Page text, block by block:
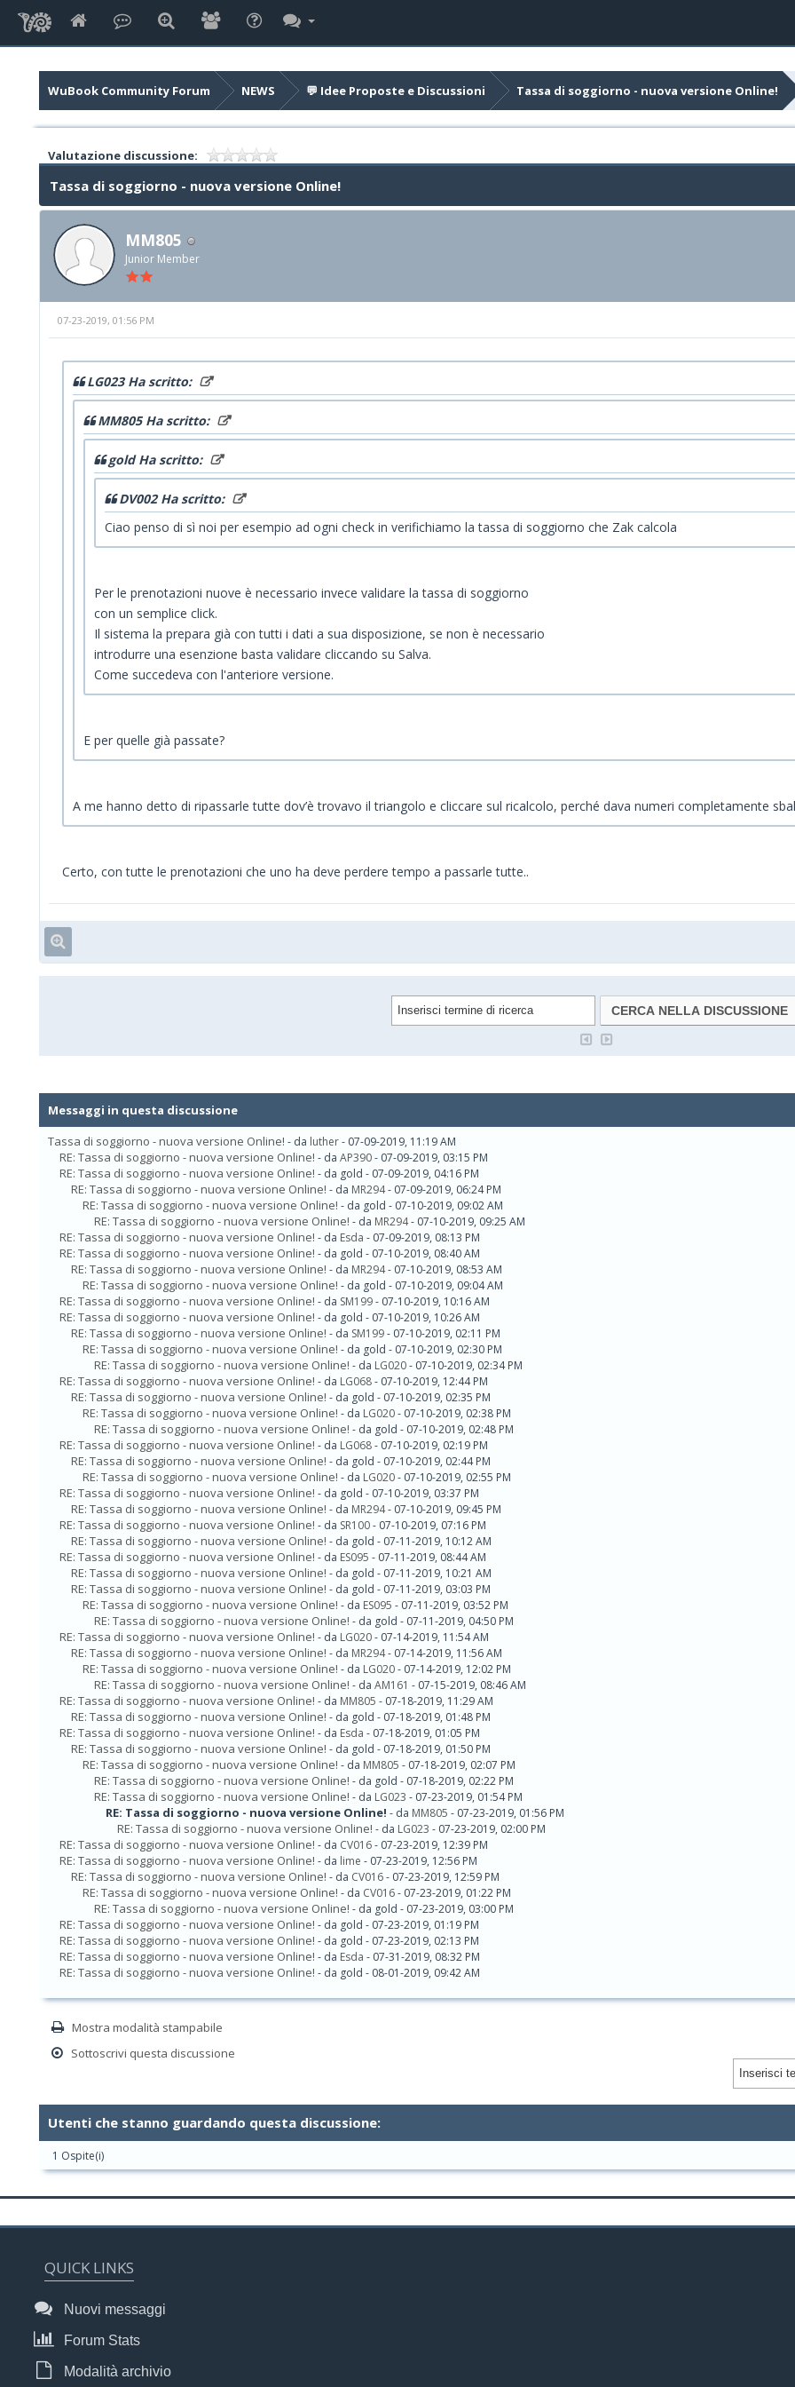
WuBook Community Forum NEWS 💬 Idee Proposte e Discussioni Tassa di soggiorno - nuova versione Online!
Valutazione discussione:
Tassa di soggiorno - nuova versione Online!
MM805
Junior Member
07-23-2019, 01:56 PM
LG023 Ha scritto:
MM805 Ha scritto:
gold Ha scritto:
DV002 Ha scritto:
Ciao penso di sì noi per esempio ad ogni check in verifichiamo la tassa di soggiorno che Zak calcola
Per le prenotazioni nuove è necessario invece validare la tassa di soggiorno
con un semplice click.
Il sistema la prepara già con tutti i dati a sua disposizione, se non è necessario
introdurre una esenzione basta validare cliccando su Salva.
Come succedeva con l'anteriore versione.
E per quelle già passate?
A me hanno detto di ripassarle tutte dov’è trovavo il triangolo e cliccare sul ricalcolo, perché dava numeri completamente
Certo, con tutte le prenotazioni che uno ha deve perdere tempo a passarle tutte..
Messaggi in questa discussione
Tassa di soggiorno - nuova versione Online! - da luther- 07-09-2019, 11:19 AM
RE: Tassa di soggiorno - nuova versione Online! - da AP390- 07-09-2019, 03:15 PM
RE: Tassa di soggiorno - nuova versione Online! - da gold - 07-09-2019, 04:16 PM
RE: Tassa di soggiorno - nuova versione Online! - da MR294- 07-09-2019, 06:24 PM
RE: Tassa di soggiorno - nuova versione Online! - da gold - 07-10-2019, 09:02 AM
RE: Tassa di soggiorno - nuova versione Online! - da MR294- 07-10-2019, 09:25 AM
RE: Tassa di soggiorno - nuova versione Online! - da Esda - 07-09-2019, 08:13 PM
RE: Tassa di soggiorno - nuova versione Online! - da gold - 07-10-2019, 08:40 AM
RE: Tassa di soggiorno - nuova versione Online! - da MR294- 07-10-2019, 08:53 AM
RE: Tassa di soggiorno - nuova versione Online! - da gold - 07-10-2019, 09:04 AM
RE: Tassa di soggiorno - nuova versione Online! - da SM199- 07-10-2019, 10:16 AM
RE: Tassa di soggiorno - nuova versione Online! - da gold - 07-10-2019, 10:26 AM
RE: Tassa di soggiorno - nuova versione Online! - da SM199- 07-10-2019, 02:11 PM
RE: Tassa di soggiorno - nuova versione Online! - da gold - 07-10-2019, 02:30 PM
RE: Tassa di soggiorno - nuova versione Online! - da LG020- 07-10-2019, 02:34 PM
RE: Tassa di soggiorno - nuova versione Online! - da LG068- 07-10-2019, 12:44 PM
RE: Tassa di soggiorno - nuova versione Online! - da gold - 07-10-2019, 02:35 PM
RE: Tassa di soggiorno - nuova versione Online! - da LG020- 07-10-2019, 02:38 PM
RE: Tassa di soggiorno - nuova versione Online! - da gold - 07-10-2019, 02:48 PM
RE: Tassa di soggiorno - nuova versione Online! - da LG068- 07-10-2019, 02:19 PM
RE: Tassa di soggiorno - nuova versione Online! - da gold - 07-10-2019, 02:44 PM
RE: Tassa di soggiorno - nuova versione Online! - da LG020- 07-10-2019, 02:55 PM
RE: Tassa di soggiorno - nuova versione Online! - da gold - 07-10-2019, 03:37 PM
RE: Tassa di soggiorno - nuova versione Online! - da MR294- 07-10-2019, 09:45 PM
RE: Tassa di soggiorno - nuova versione Online! - da SR100- 07-10-2019, 07:16 PM
RE: Tassa di soggiorno - nuova versione Online! - da gold - 07-11-2019, 10:12 AM
RE: Tassa di soggiorno - nuova versione Online! - da ES095 - 07-11-2019, 08:44 AM
RE: Tassa di soggiorno - nuova versione Online! - da gold - 07-11-2019, 10:21 AM
RE: Tassa di soggiorno - nuova versione Online! - da gold - 07-11-2019, 03:03 PM
RE: Tassa di soggiorno - nuova versione Online! - da ES095 - 07-11-2019, 03:52 PM
RE: Tassa di soggiorno - nuova versione Online! - da gold - 07-11-2019, 04:50 PM
RE: Tassa di soggiorno - nuova versione Online! - da LG020- 07-14-2019, 11:54 AM
RE: Tassa di soggiorno - nuova versione Online! - da MR294- 07-14-2019, 11:56 AM
RE: Tassa di soggiorno - nuova versione Online! - da LG020- 07-14-2019, 12:02 PM
RE: Tassa di soggiorno - nuova versione Online! - da AM161 - 07-15-2019, 08:46 AM
RE: Tassa di soggiorno - nuova versione Online! - da MM805 - 07-18-2019, 11:29 AM
RE: Tassa di soggiorno - nuova versione Online! - da gold - 07-18-2019, 01:48 PM
RE: Tassa di soggiorno - nuova versione Online! - da Esda - 07-18-2019, 01:05 PM
RE: Tassa di soggiorno - nuova versione Online! - da gold - 07-18-2019, 01:50 PM
RE: Tassa di soggiorno - nuova versione Online! - da MM805 - 07-18-2019, 02:07 PM
RE: Tassa di soggiorno - nuova versione Online! - da gold - 07-18-2019, 02:22 PM
RE: Tassa di soggiorno - nuova versione Online! - da LG023 - 07-23-2019, 01:54 PM
RE: Tassa di soggiorno - nuova versione Online! - da MM805 - 07-23-2019, 01:56 PM
RE: Tassa di soggiorno - nuova versione Online! - da LG023 - 07-23-2019, 02:00 PM
RE: Tassa di soggiorno - nuova versione Online! - da CV016- 07-23-2019, 12:39 PM
RE: Tassa di soggiorno - nuova versione Online! - da lime - 07-23-2019, 12:56 PM
RE: Tassa di soggiorno - nuova versione Online! - da CV016- 07-23-2019, 12:59 PM
RE: Tassa di soggiorno - nuova versione Online! - da CV016- 07-23-2019, 01:22 PM
RE: Tassa di soggiorno - nuova versione Online! - da gold - 07-23-2019, 03:00 PM
RE: Tassa di soggiorno - nuova versione Online! - da gold - 07-23-2019, 01:19 PM
RE: Tassa di soggiorno - nuova versione Online! - da gold - 07-23-2019, 02:13 PM
RE: Tassa di soggiorno - nuova versione Online! - da Esda - 07-31-2019, 08:32 PM
RE: Tassa di soggiorno - nuova versione Online! - da gold - 08-01-2019, 09:42 AM
Mostra modalità stampabile
Sottoscrivi questa discussione
Utenti che stanno guardando questa discussione:
1 Ospite(i)
QUICK LINKS
Nuovi messaggi
Forum Stats
Modalità archivio